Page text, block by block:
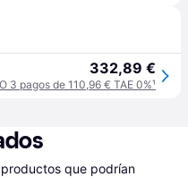
332,89 €
O 3 pagos de 110,96 € TAE 0%¹
que podrían